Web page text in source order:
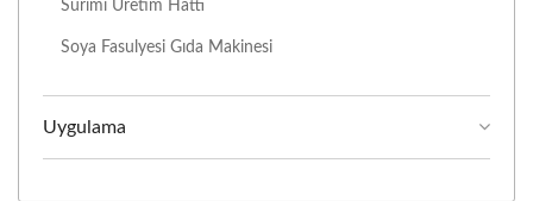
Surimi Üretim Hattı
Soya Fasulyesi Gıda Makinesi
Uygulama